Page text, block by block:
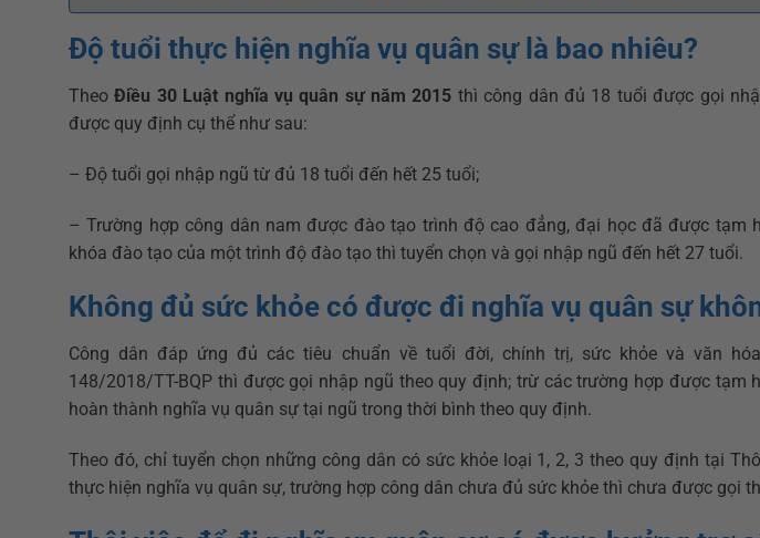
Độ tuổi thực hiện nghĩa vụ quân sự là bao nhiêu?
TheoĐiều 30 Luật nghĩa vụ quân sự năm 2015 thì công dân đủ 18 tuổi được gọi
được quy định cụ thể như sau:
– Độ tuổi gọi nhập ngũ từ đủ 18 tuổi đến hết 25 tuổi;
– Trường hợp công dân nam được đào tạo trình độ cao đẳng, đại học đã được tạm
khóa đào tạo của một trình độ đào tạo thì tuyển chọn và gọi nhập ngũ đến hết 27 tuổi.
Không đủ sức khỏe có được đi nghĩa vụ quân sự
Công dân đáp ứng đủ các tiêu chuẩn về tuổi đời, chính trị, sức khỏe và văn
148/2018/TT-BQP thì được gọi nhập ngũ theo quy định; trừ các trường hợp được tạm
hoàn thành nghĩa vụ quân sự tại ngũ trong thời bình theo quy định.
Theo đó, chỉ tuyển chọn những công dân có sức khỏe loại 1, 2, 3 theo quy định tại
thực hiện nghĩa vụ quân sự, trường hợp công dân chưa đủ sức khỏe thì chưa được gọi